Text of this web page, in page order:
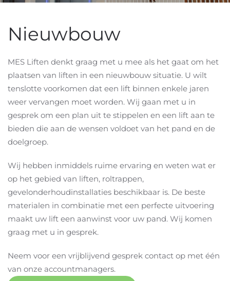
Nieuwbouw
MES Liften denkt graag met u mee als het gaat om het
plaatsen van liften in een nieuwbouw situatie. U wilt
tenslotte voorkomen dat een lift binnen enkele jaren
weer vervangen moet worden. Wij gaan met u in
gesprek om een plan uit te stippelen en een lift aan te
bieden die aan de wensen voldoet van het pand en de
doelgroep.
Wij hebben inmiddels ruime ervaring en weten wat er
op het gebied van liften, roltrappen,
gevelonderhoudinstallaties beschikbaar is. De beste
materialen in combinatie met een perfecte uitvoering
maakt uw lift een aanwinst voor uw pand. Wij komen
graag met u in gesprek.
Neem voor een vrijblijvend gesprek contact op met één
van onze accountmanagers.